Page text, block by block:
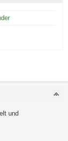
und